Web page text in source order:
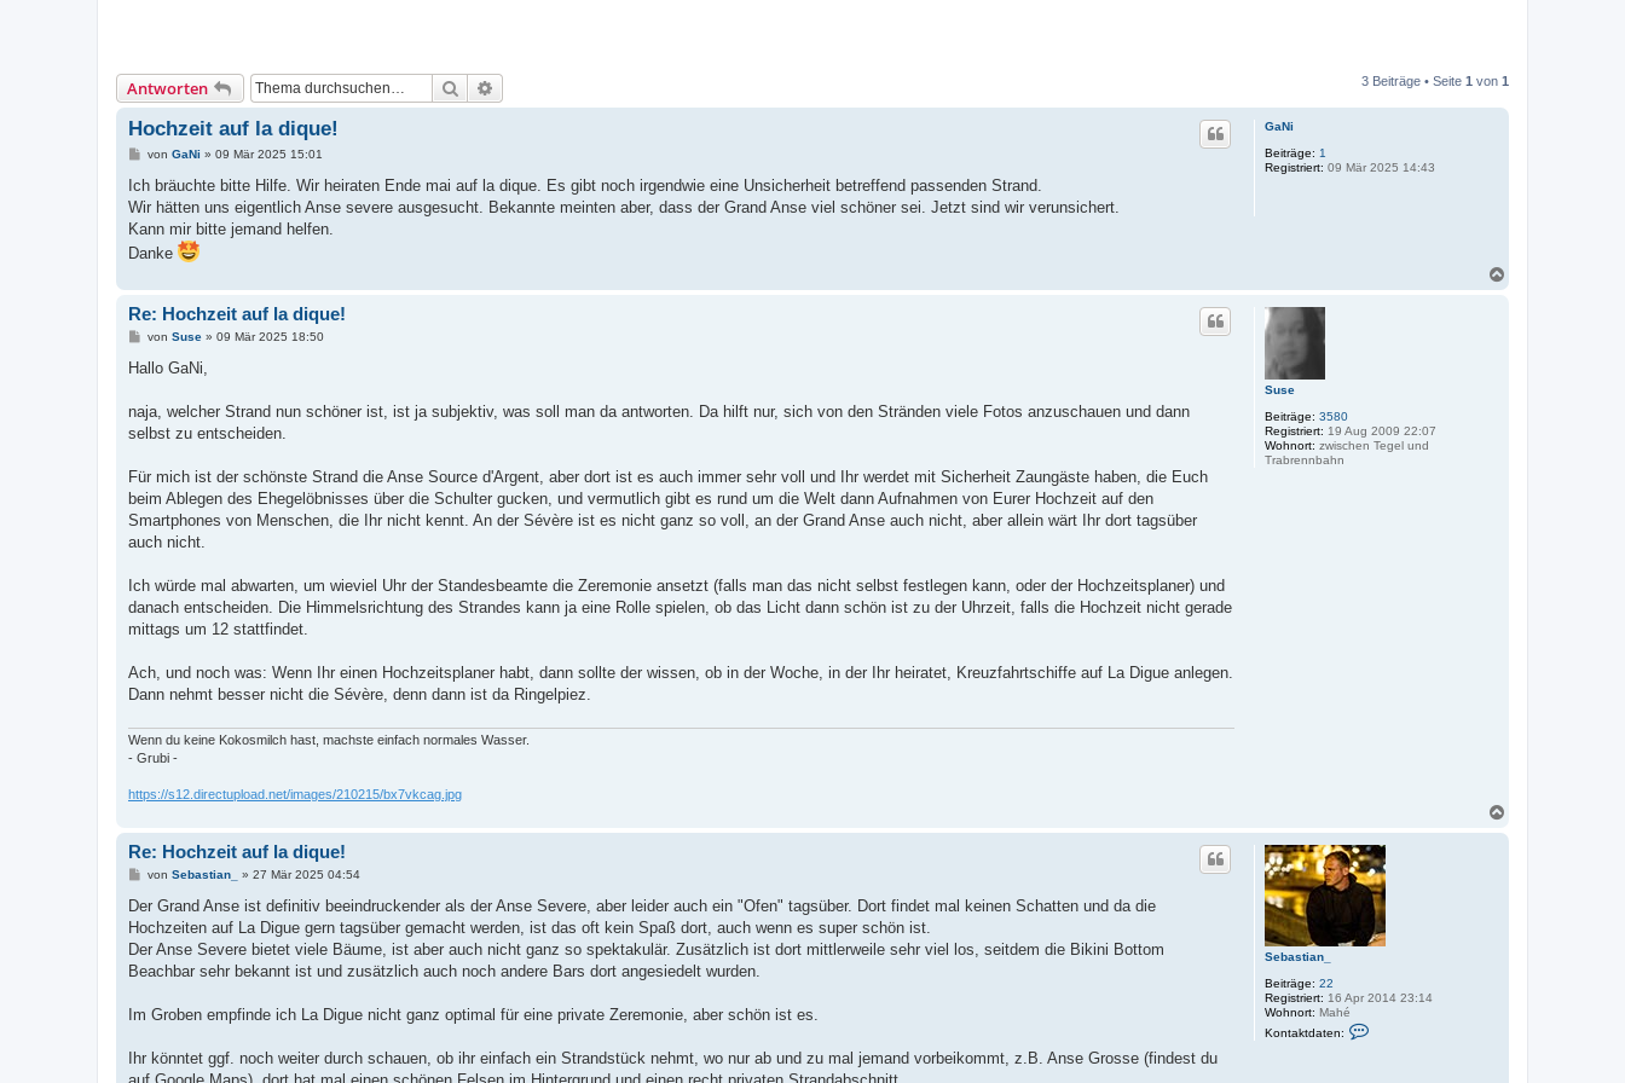
Antworten Suche 3 Beiträge • Seite 1 von 1
GaNi
Beiträge: 1
Registriert: 09 Mär 2025 14:43
Hochzeit auf la dique!
B
i
r
a
von GaNi » 09 Mär 2025 15:01
Ich bräuchte bitte Hilfe. Wir heiraten Ende mai auf la dique. Es gibt noch irgendwie eine Unsicherheit betreffend passenden Strand.
Wir hätten uns eigentlich Anse severe ausgesucht. Bekannte meinten aber, dass der Grand Anse viel schöner sei. Jetzt sind wir verunsichert.
Kann mir bitte jemand helfen.
Danke
Suse
Beiträge: 3580
Registriert: 19 Aug 2009 22:07
Wohnort: zwischen Tegel und
Trabrennbahn
Re: Hochzeit auf la dique!
B
i
a
g
von Suse» 09 Mär 2025 18:50
Hallo GaNi,
naja, welcher Strand nun schöner ist, ist ja subjektiv, was soll man da antworten. Da hilft nur, sich von den Stränden viele Fotos anzuschauen und dann
selbst zu entscheiden.
Für mich ist der schönste Strand die Anse Source d'Argent, aber dort ist es auch immer sehr voll und Ihr werdet mit Sicherheit Zaungäste haben, die Euch
beim Ablegen des Ehegelöbnisses über die Schulter gucken, und vermutlich gibt es rund um die Welt dann Aufnahmen von Eurer Hochzeit auf den
Smartphones von Menschen, die Ihr nicht kennt. An der Sévère ist es nicht ganz so voll, an der Grand Anse auch nicht, aber allein wärt Ihr dort tagsüber
auch nicht.
Ich würde mal abwarten, um wieviel Uhr der Standesbeamte die Zeremonie ansetzt (falls man das nicht selbst festlegen kann, oder der Hochzeitsplaner) und
danach entscheiden. Die Himmelsrichtung des Strandes kann ja eine Rolle spielen, ob das Licht dann schön ist zu der Uhrzeit, falls die Hochzeit nicht gerade
mittags um 12 stattfindet.
Ach, und noch was: Wenn Ihr einen Hochzeitsplaner habt, dann sollte der wissen, ob in der Woche, in der Ihr heiratet, Kreuzfahrtschiffe auf La Digue anlegen.
Dann nehmt besser nicht die Sévère, denn dann ist da Ringelpiez.
Wenn du keine Kokosmilch hast, machste einfach normales Wasser.
- Grubi -
https://s12.directupload.net/images/210215/bx7vkcag.jpg
Sebastian_
Beiträge: 22
Registriert: 16 Apr 2014 23:14
Wohnort: Mahé
Kontaktdaten:
Re: Hochzeit auf la dique!
B
i
r
a
von Sebastian_ » 27 Mär 2025 04:54
Der Grand Anse ist definitiv beeindruckender als der Anse Severe, aber leider auch ein "Ofen" tagsüber. Dort findet mal keinen Schatten und da die
Hochzeiten auf La Digue gern tagsüber gemacht werden, ist das oft kein Spaß dort, auch wenn es super schön ist.
Der Anse Severe bietet viele Bäume, ist aber auch nicht ganz so spektakulär. Zusätzlich ist dort mittlerweile sehr viel los, seitdem die Bikini Bottom
Beachbar sehr bekannt ist und zusätzlich auch noch andere Bars dort angesiedelt wurden.
Im Groben empfinde ich La Digue nicht ganz optimal für eine private Zeremonie, aber schön ist es.
Ihr könntet ggf. noch weiter durch schauen, ob ihr einfach ein Strandstück nehmt, wo nur ab und zu mal jemand vorbeikommt, z.B. Anse Grosse (findest du